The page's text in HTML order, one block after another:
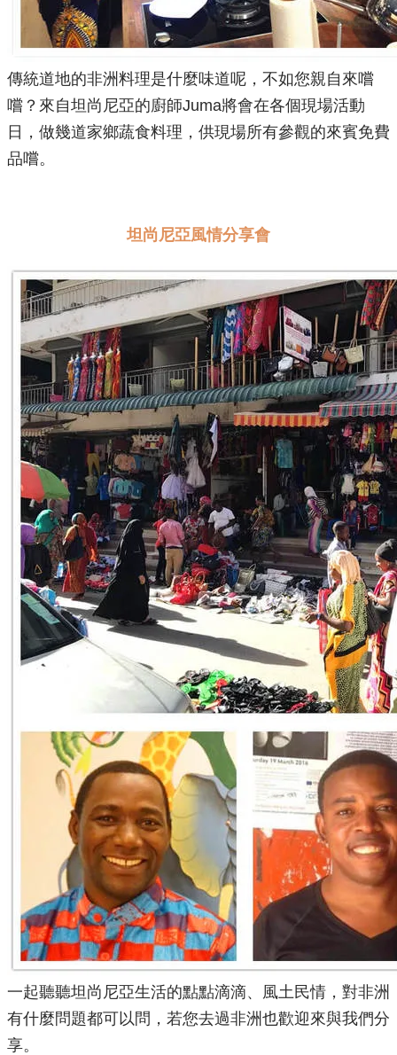
傳統道地的非洲料理是什麼味道呢，不如您親自來嚐
嚐？ 來自坦尚尼亞的廚師Juma將會在各個現場活動
日，做幾道家鄉蔬食料理，供現場所有參觀的來賓免費
品嚐。
坦尚尼亞風情分享會
一起聽聽坦尚尼亞生活的點點滴滴、風土民情， 對非洲
有什麼問題都可以問，若您去過非洲也歡迎來與我們分
享。